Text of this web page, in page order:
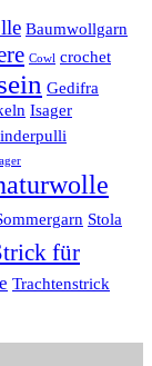
Baumwollgarn
Cowl crochet
Gedifra
Isager
Stola
für
Trachtenstrick